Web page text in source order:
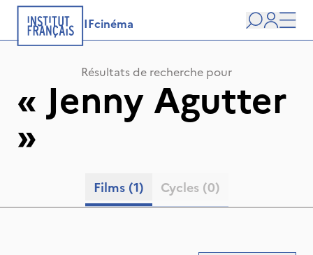
IFcinéma
user
Résultats de recherche pour
« Jenny Agutter
»
Films (1) Cycles (0)